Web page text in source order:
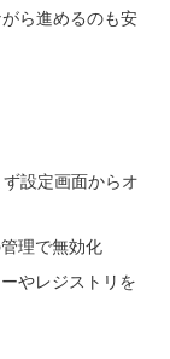
ら進めるのも安
設定画面からオ
理で無効化
やレジストリを